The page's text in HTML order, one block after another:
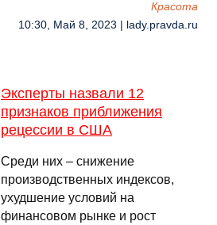
Красота
10:30, Май 8, 2023 | lady.pravda.ru
Эксперты назвали 12
признаков приближения
рецессии в США
Среди них – снижение
производственных индексов,
ухудшение условий на
финансовом рынке и рост